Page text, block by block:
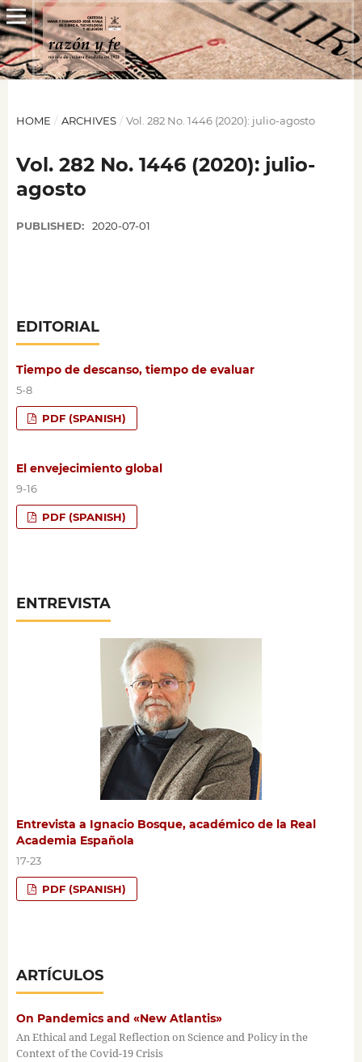
HOME / ARCHIVES / Vol. 282 No. 1446 (2020): julio-agosto
Vol. 282 No. 1446 (2020): julio-
agosto
PUBLISHED: 2020-07-01
EDITORIAL
Tiempo de descanso, tiempo de evaluar
5-8
PDF (SPANISH)
El envejecimiento global
9-16
PDF (SPANISH)
ENTREVISTA
Entrevista a Ignacio Bosque, académico de la Real
Academia Española
17-23
PDF (SPANISH)
ARTÍCULOS
On Pandemics and «New Atlantis»
An Ethical and Legal Reflection on Science and Policy in the
Context of the Covid-19 Crisis